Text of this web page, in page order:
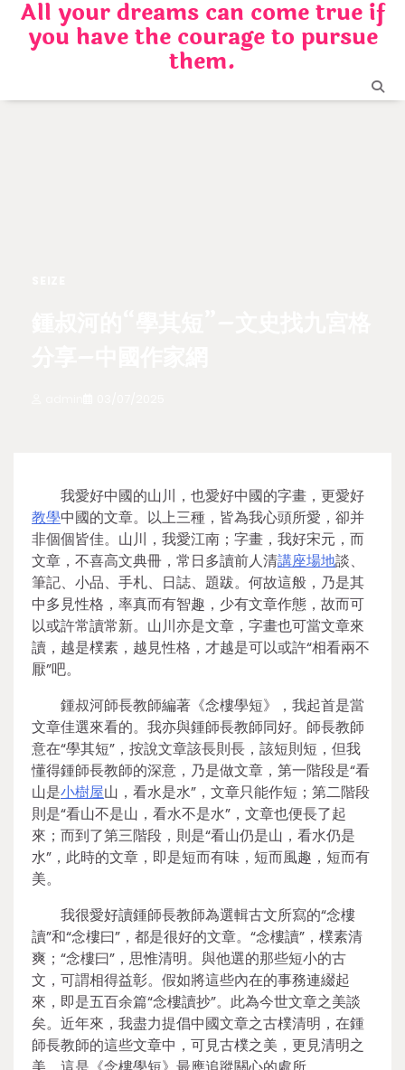
Skip
content
All your dreams can come true if
you have the courage to pursue
them.
我愛好中國的山川，也愛好中國的字畫，更愛好
教學中國的文章。以上三種，皆為我心頭所愛，卻并
非個個皆佳。山川，我愛江南；字畫，我好宋元，而
文章，不喜高文典冊，常日多讀前人清講座場地談、
筆記、小品、手札、日誌、題跋。何故這般，乃是其
中多見性格，率真而有智趣，少有文章作態，故而可
以或許常讀常新。山川亦是文章，字畫也可當文章來
讀，越是樸素，越見性格，才越是可以或許“相看兩不
厭”吧。
鍾叔河師長教師編著《念樓學短》，我起首是當
文章佳選來看的。我亦與鍾師長教師同好。師長教師
意在“學其短”，按說文章該長則長，該短則短，但我
懂得鍾師長教師的深意，乃是做文章，第一階段是“看
山是小樹屋山，看水是水”，文章只能作短；第二階段
則是“看山不是山，看水不是水”，文章也便長了起
來；而到了第三階段，則是“看山仍是山，看水仍是
水”，此時的文章，即是短而有味，短而風趣，短而有
美。
我很愛好讀鍾師長教師為選輯古文所寫的“念樓
讀”和“念樓曰”，都是很好的文章。“念樓讀”，樸素清
爽；“念樓曰”，思惟清明。與他選的那些短小的古
文，可謂相得益彰。假如將這些內在的事務連綴起
來，即是五百余篇“念樓讀抄”。此為今世文章之美談
矣。近年來，我盡力提倡中國文章之古樸清明，在鍾
師長教師的這些文章中，可見古樸之美，更見清明之